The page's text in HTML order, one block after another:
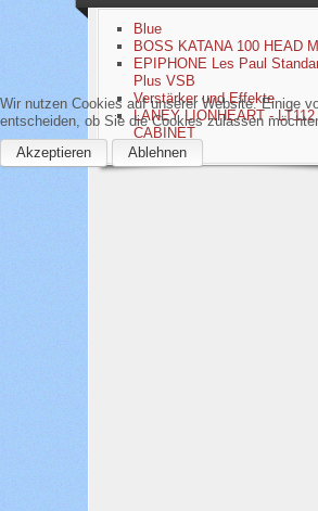
Blue
BOSS KATANA 100 HEAD
EPIPHONE Les Paul
Plus VSB
Verstärker und Effekte
LANEY LIONHEART - LT112
CABINET
Wir nutzen Cookies auf unserer Website. Einige
entscheiden, ob Sie die Cookies zulassen
Akzeptieren
Ablehnen